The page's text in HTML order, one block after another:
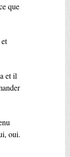
que
et il
oui.